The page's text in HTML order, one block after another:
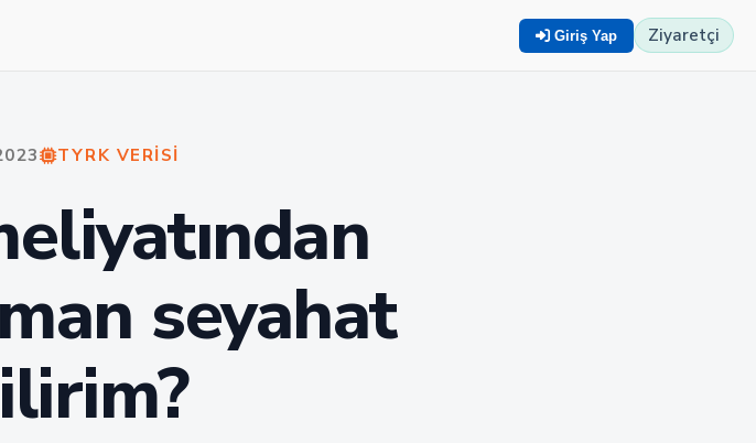
Giriş Yap Ziyaretçi
TYRK VERISI
seyahat